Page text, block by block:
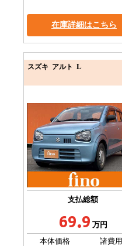
在庫詳細はこちら
スズキ アルト L
支払総額
69.9 万円
本体価格
諸費用